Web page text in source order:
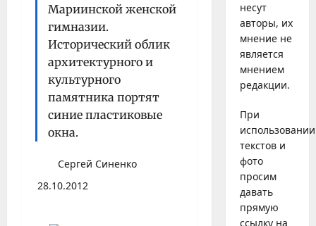
Мариинской женской
гимназии.
Исторический облик
архитектурного и
культурного
памятника портят
синие пластиковые
окна.
Сергей Синенко
28.10.2012
несут
авторы, их
мнение не
является
мнением
редакции.
При
использовании
текстов и
фото
просим
давать
прямую
ссылку на